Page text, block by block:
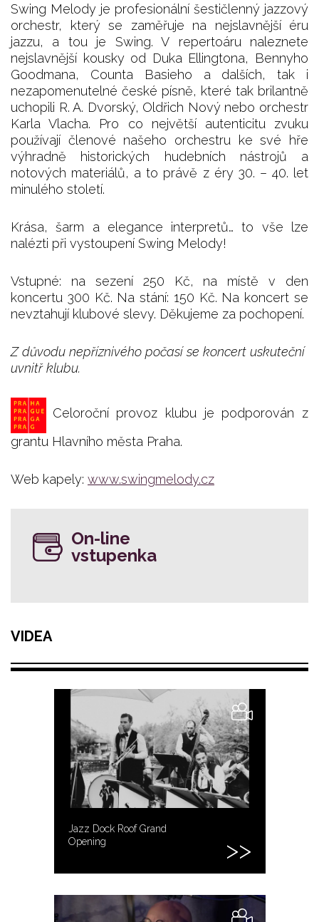
Swing Melody je profesionální šestičlenný jazzový
orchestr, který se zaměřuje na nejslavnější éru
jazzu, a tou je Swing. V repertoáru naleznete
nejslavnější kousky od Duka Ellingtona, Bennyho
Goodmana, Counta Basieho a dalších, tak i
nezapomenutelné české písně, které tak brilantně
uchopili R. A. Dvorský, Oldřich Nový nebo orchestr
Karla Vlacha. Pro co největší autenticitu zvuku
používají členové našeho orchestru ke své hře
výhradně historických hudebních nástrojů a
notových materiálů, a to právě z éry 30. – 40. let
minulého století.
Krása, šarm a elegance interpretů… to vše lze
nalézti při vystoupení Swing Melody!
Vstupné: na sezení 250 Kč, na místě v den
koncertu 300 Kč. Na stání: 150 Kč. Na koncert se
nevztahují klubové slevy. Děkujeme za pochopení.
Z důvodu nepříznivého počasí se koncert uskuteční
uvnitř klubu.
Celoroční provoz klubu je podporován z
grantu Hlavního města Praha.
Web kapely: www.swingmelody.cz
On-line
vstupenka
VIDEA
Jazz Dock Roof Grand
Opening